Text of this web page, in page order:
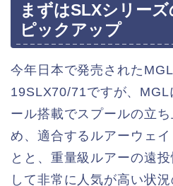
まずはSLXシリー
ピックアップ
今年日本で発売された
19SLX70/71ですが、
ール搭載でスプールの立
め、適合するルアーウェ
とと、重量級ルアーの遠
して非常に人気が高い状況